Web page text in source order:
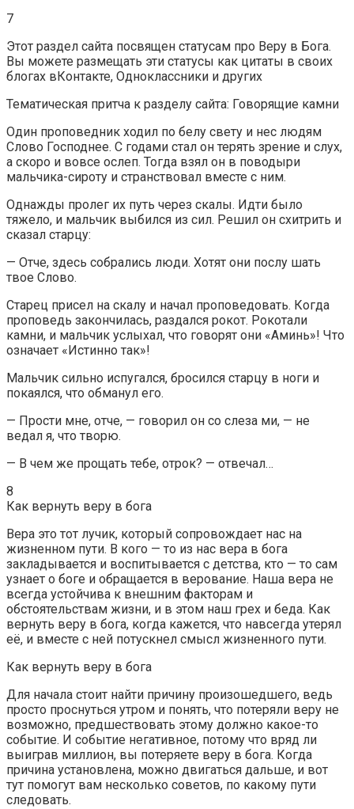
7
Этот раздел сайта посвящен статусам про Веру в Бога.
Вы можете размещать эти статусы как цитаты в своих
блогах вКонтакте, Одноклассники и других
Тематическая притча к разделу сайта: Говорящие камни
Один проповедник ходил по белу свету и нес людям
Слово Господнее. С годами стал он терять зрение и слух,
а скоро и вовсе ослеп. Тогда взял он в поводыри
мальчика-сироту и странствовал вместе с ним.
Однажды пролег их путь через скалы. Идти было
тяжело, и мальчик выбился из сил. Решил он схитрить и
сказал старцу:
— Отче, здесь собрались люди. Хотят они послу шать
твое Слово.
Старец присел на скалу и начал проповедовать. Когда
проповедь закончилась, раздался рокот. Рокотали
камни, и мальчик услыхал, что говорят они «Аминь»! Что
означает «Истинно так»!
Мальчик сильно испугался, бросился старцу в ноги и
покаялся, что обманул его.
— Прости мне, отче, — говорил он со слеза ми, — не
ведал я, что творю.
— В чем же прощать тебе, отрок? — отвечал…
8
Как вернуть веру в бога
Вера это тот лучик, который сопровождает нас на
жизненном пути. В кого — то из нас вера в бога
закладывается и воспитывается с детства, кто — то сам
узнает о боге и обращается в верование. Наша вера не
всегда устойчива к внешним факторам и
обстоятельствам жизни, и в этом наш грех и беда. Как
вернуть веру в бога, когда кажется, что навсегда утерял
её, и вместе с ней потускнел смысл жизненного пути.
Как вернуть веру в бога
Для начала стоит найти причину произошедшего, ведь
просто проснуться утром и понять, что потеряли веру не
возможно, предшествовать этому должно какое-то
событие. И событие негативное, потому что вряд ли
выиграв миллион, вы потеряете веру в бога. Когда
причина установлена, можно двигаться дальше, и вот
тут помогут вам несколько советов, по какому пути
следовать.